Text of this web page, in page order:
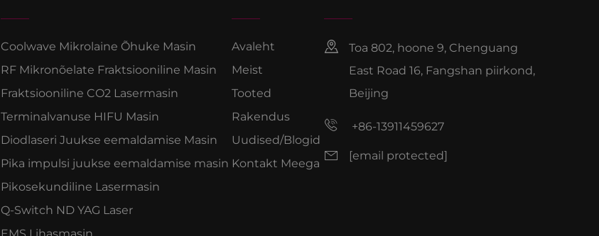
Coolwave Mikrolaine Õhuke Masin
RF Mikronõelate Fraktsiooniline Masin
Fraktsiooniline CO2 Lasermasin
Terminalvanuse HIFU Masin
Diodlaseri Juukse eemaldamise Masin
Pika impulsi juukse eemaldamise masin
Pikosekundiline Lasermasin
Q-Switch ND YAG Laser
Avaleht
Meist
Tooted
Rakendus
Uudised/Blogid
Kontakt Meega
Toa 802, hoone 9, Chenguang
East Road 16, Fangshan piirkond,
Beijing
+86-13911459627
[email protected]